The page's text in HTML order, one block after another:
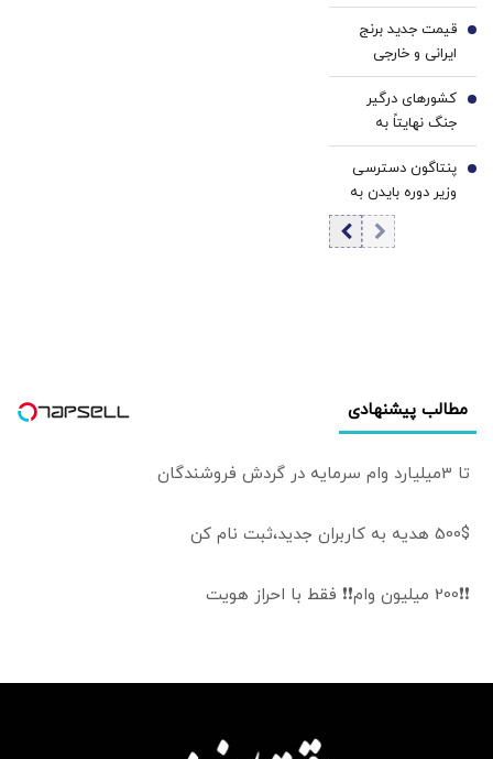
سنگ‌اندازی به
مسئولان، موجب
دلسردی می‌شود
با صف های خرید
گسترده
شیرین جهان را
دارند
قیمت جدید برنج
ایرانی و خارجی
چند؟
5
کشورهای درگیر
جنگ نهایتاً به
مذاکره می‌رسند/
کسی که اصل
مذاکره را زیر سؤال
می‌برد، الفبای
سیاست را هم بلد
6
پنتاگون دسترسی
وزیر دوره بایدن به
اطلاعات محرمانه را
7
مطالب پیشنهادی
تا 3میلیارد وام سرمایه در گردش فروشندگان
500$ هدیه به کاربران جدید،ثبت نام کن
❗❗200 میلیون وام❗❗ فقط با احراز هویت